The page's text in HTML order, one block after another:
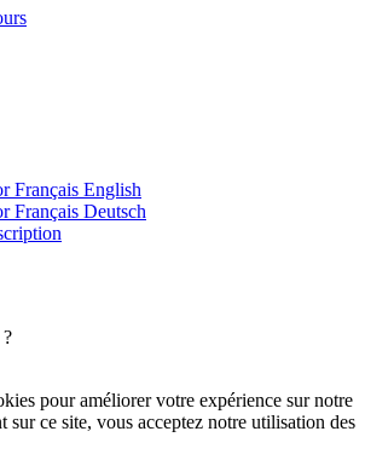
English
Deutsch
pour améliorer votre expérience sur notre
sur ce site, vous acceptez notre utilisation des